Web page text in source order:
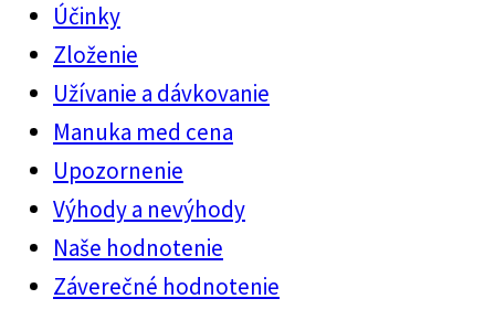
Účinky
Zloženie
Užívanie a dávkovanie
Manuka med cena
Upozornenie
Výhody a nevýhody
Naše hodnotenie
Záverečné hodnotenie